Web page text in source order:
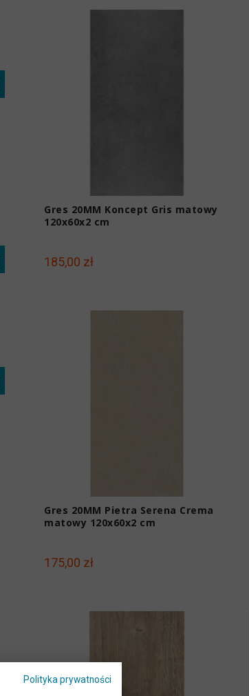
Gres 20MM Koncept Gris matowy
120x60x2 cm
185,00 zł
Gres 20MM Pietra Serena Crema
matowy 120x60x2 cm
175,00 zł
Polityka prywatności